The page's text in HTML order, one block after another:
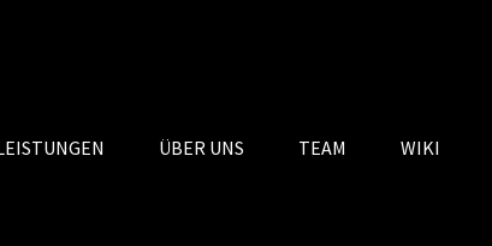
ÜBER UNS TEAM WIKI